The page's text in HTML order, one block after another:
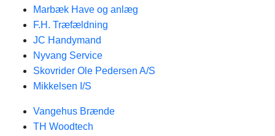
Marbæk Have og anlæg
F.H. Træfældning
JC Handymand
Nyvang Service
Skovrider Ole Pedersen A/S
Mikkelsen I/S
Vangehus Brænde
TH Woodtech